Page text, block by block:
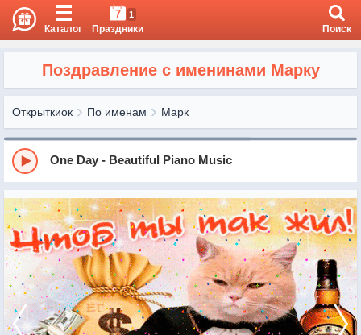
Каталог
7 1
Праздники Поиск
Поздравление с именинами Марку
Открыткиок По именам Марк
One Day - Beautiful Piano Music